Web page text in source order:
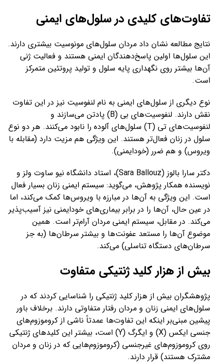
تفاوت‌های کلیدی در سلول‌های ایمنی
نتایج مطالعه نشان داد مردان سلول‌های مونوسیت بیشتری دارند.
این سلول‌ها اولین پاسخ‌دهندگان ایمنی هستند و فعالیت ژنی
آن‌ها بیشتر روی نگهداری پایه سلول و تولید پروتئین متمرکز
است.
نوع دیگری از سلول‌های ایمنی به نام لنفوسیت نیز در این تفاوت
نقش دارند. لنفوسیت‌های بی (B) پادتن می‌سازند و
لنفوسیت‌های تی (T) سلول‌های آلوده را نابود می‌کنند. هر دو نوع
سلول در زنان فعال‌تر هستند. این ویژگی هم مزیت دارد (مقابله با
ویروس) و هم ضرر (خودایمنی).
دکتر سارا بالوز (Sara Ballouz)، استاد دانشگاه نیو ساوت ولز و
نویسنده همکار پژوهش، می‌گوید: سیستم ایمنی زنان بسیار فعال
است. این ویژگی به آن‌ها در مبارزه با ویروس‌ها کمک می‌کند، اما
در عین حال، آن‌ها را در برابر بیماری‌های خودایمنی نیز آسیب‌پذیر
می‌کند. در مقابل، سیستم ایمنی مردان آرام‌تر است. همین
موضوع آن‌ها را مستعد عفونت‌ها و بیشتر سرطان‌ها (به جز
سرطان‌های دستگاه تناسلی) می‌کند.
بیش از هزار کلید ژنتیکی متفاوت
پژوهشگران بیش از هزار کلید ژنتیکی را شناسایی کردند که در
سلول‌های ایمنی زنان و مردان رفتار متفاوتی دارند. برخلاف باور
پیشین مبنی‌بر اینکه این تفاوت‌ها عمدتاً ناشی از کروموزوم‌های
جنسی ایکس (X) و ایگرگ (Y) است، بیشتر این کلیدهای ژنتیکی
روی کروموزوم‌های غیرجنسی (کروموزوم‌هایی که در زنان و مردان
مشترک هستند) قرار دارند.